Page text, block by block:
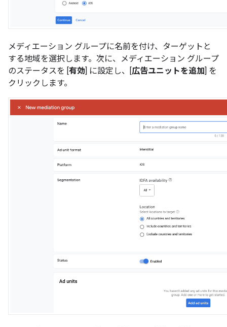
メディエーション グループに名前を付け、ターゲットと
する地域を選択します。次に、メディエーション グループ
のステータスを [有効] に設定し、[広告ユニットを追加] を
クリックします。